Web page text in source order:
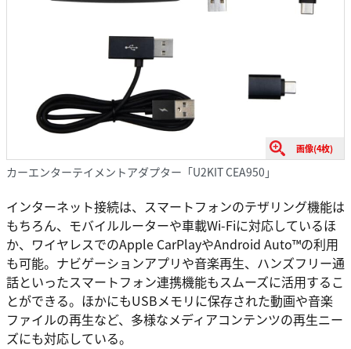
画像(4枚)
カーエンターテイメントアダプター「U2KIT CEA950」
インターネット接続は、スマートフォンのテザリング機能は
もちろん、モバイルルーターや車載Wi-Fiに対応しているほ
か、ワイヤレスでのApple CarPlayやAndroid Auto™の利用
も可能。ナビゲーションアプリや音楽再生、ハンズフリー通
話といったスマートフォン連携機能もスムーズに活用するこ
とができる。ほかにもUSBメモリに保存された動画や音楽
ファイルの再生など、多様なメディアコンテンツの再生ニー
ズにも対応している。